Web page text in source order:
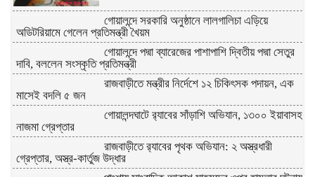
গোয়ালন্দে সরকারি অনুষ্ঠানে লালগালিচা এড়িয়ে
অডিটরিয়ামে গেলেন প্রতিমন্ত্রী খৈয়ম
গোয়ালন্দে পদ্মা ব্যারেজের পাশাপাশি দ্বিতীয় পদ্মা সেতুর
দাবি, বললেন সংস্কৃতি প্রতিমন্ত্রী
রাজবাড়ীতে মন্ত্রীর নির্দেশে ১২ চিকিৎসক পদায়ন, এক
মাসেই বদলি ৫ জন
গোয়ালন্দঘাটে র‌্যাবের সাঁড়াশি অভিযান, ১৩০০ ইয়াবাসহ
নাজমা গ্রেপ্তার
রাজবাড়ীতে র‌্যাবের পৃথক অভিযান: ২ অস্ত্রধারী
গ্রেপ্তার, অস্ত্র-কার্তুজ উদ্ধার